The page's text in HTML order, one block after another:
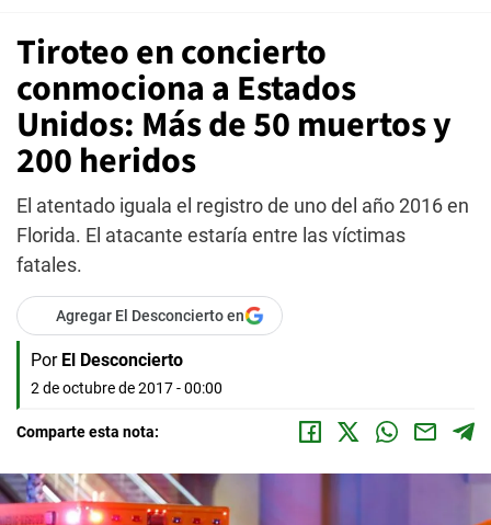
Tiroteo en concierto
conmociona a Estados
Unidos: Más de 50 muertos y
200 heridos
El atentado iguala el registro de uno del año 2016 en
Florida. El atacante estaría entre las víctimas
fatales.
Agregar El Desconcierto en
Por El Desconcierto
2 de octubre de 2017 - 00:00
Comparte esta nota: